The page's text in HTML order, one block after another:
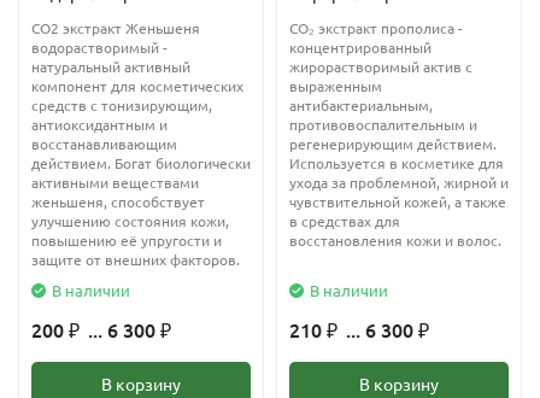
СО2 экстракт Женьшеня
водорастворимый -
натуральный активный
компонент для косметических
средств с тонизирующим,
антиоксидантным и
восстанавливающим
действием. Богат биологически
активными веществами
женьшеня, способствует
улучшению состояния кожи,
повышению её упругости и
защите от внешних факторов.
В наличии
200 ₽ ... 6 300 ₽
В корзину
CO₂ экстракт прополиса -
концентрированный
жирорастворимый актив с
выраженным
антибактериальным,
противовоспалительным и
регенерирующим действием.
Используется в косметике для
ухода за проблемной, жирной и
чувствительной кожей, а также
в средствах для
восстановления кожи и волос.
В наличии
210 ₽ ... 6 300 ₽
В корзину